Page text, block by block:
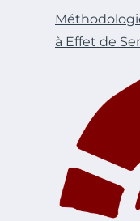
à Effet de